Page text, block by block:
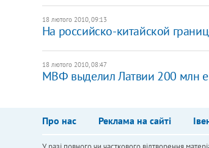
18 лютого 2010, 09:13
На российско-китайской
18 лютого 2010, 08:47
МВФ выделил Латвии 200 млн
Про нас Реклама на сайті